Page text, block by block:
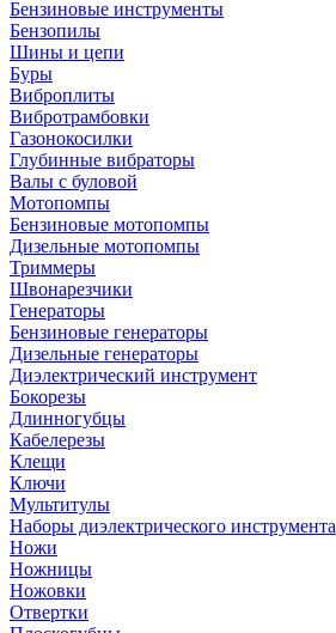
Бензиновые инструменты
Бензопилы
Шины и цепи
Буры
Виброплиты
Вибротрамбовки
Газонокосилки
Глубинные вибраторы
Валы с буловой
Мотопомпы
Бензиновые мотопомпы
Дизельные мотопомпы
Триммеры
Швонарезчики
Генераторы
Бензиновые генераторы
Дизельные генераторы
Диэлектрический инструмент
Бокорезы
Длинногубцы
Кабелерезы
Клещи
Ключи
Мультитулы
Наборы диэлектрического инструмента
Ножи
Ножницы
Ножовки
Отвертки